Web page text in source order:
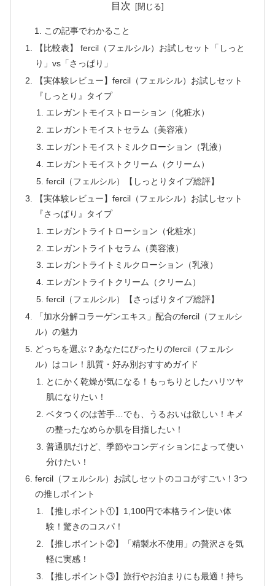
目次
この記事でわかること
【比較表】 fercil（フェルシル）お試しセット「しっと
り」vs「さっぱり」
【実体験レビュー】fercil（フェルシル）お試しセット
『しっとり』タイプ
エレガントモイストローション（化粧水）
エレガントモイストセラム（美容液）
エレガントモイストミルクローション（乳液）
エレガントモイストクリーム（クリーム）
fercil（フェルシル）【しっとりタイプ総評】
【実体験レビュー】fercil（フェルシル）お試しセット
『さっぱり』タイプ
エレガントライトローション（化粧水）
エレガントライトセラム（美容液）
エレガントライトミルクローション（乳液）
エレガントライトクリーム（クリーム）
fercil（フェルシル）【さっぱりタイプ総評】
「加水分解コラーゲンエキス」配合のfercil（フェルシ
ル）の魅力
どっちを選ぶ？あなたにぴったりのfercil（フェルシ
ル）はコレ！肌質・好み別おすすめガイド
とにかく乾燥が気になる！もっちりとしたハリツヤ
肌になりたい！
ベタつくのは苦手…でも、うるおいは欲しい！キメ
の整ったなめらか肌を目指したい！
普通肌だけど、季節やコンディションによって使い
分けたい！
fercil（フェルシル）お試しセットのココがすごい！3つ
の推しポイント
【推しポイント①】1,100円で本格ライン使い体
験！驚きのコスパ！
【推しポイント②】「精製水不使用」の贅沢さを気
軽に実感！
【推しポイント③】旅行やお泊まりにも最適！持ち